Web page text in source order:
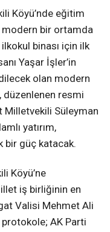
Köyü’nde eğitim
modern bir ortamda
binası için ilk
Yaşar İşler’in
olan modern
düzenlenen resmi
Milletvekili Süleyman
yatırım,
bir güç katacak.
Köyü’ne
iş birliğinin en
Valisi Mehmet Ali
protokole; AK Parti